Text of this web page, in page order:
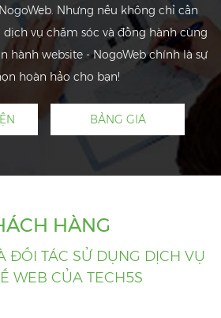
Nhưng nếu không chỉ cần
vụ chăm sóc và đồng hành cùng
hành website - NogoWeb chính là sự
hoàn hảo cho bạn!
BẢNG GIÁ
HÀNG
ĐỐI TÁC SỬ DỤNG DỊCH VỤ
WEB CỦA TECH5S